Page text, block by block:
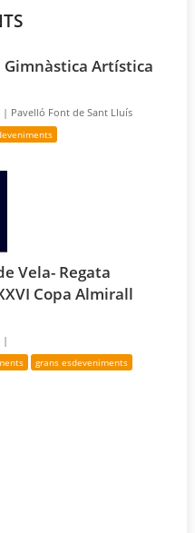
Artística
| Pavelló Font de Sant Lluís
Vela- Regata
Copa Almirall
|
grans esdeveniments